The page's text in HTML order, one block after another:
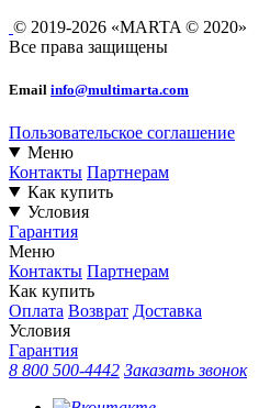
© 2019-2026 «MARTA © 2020»
Все права защищены
Email info@multimarta.com
Пользовательское соглашение
Меню
Контакты Партнерам
Как купить
Условия
Гарантия
Меню
Контакты Партнерам
Как купить
Оплата Возврат Доставка
Условия
Гарантия
8 800 500-4442 Заказать звонок